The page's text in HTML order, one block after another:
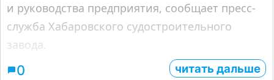
и руководства предприятия, сообщает пресс-
служба Хабаровского судостроительного
завода.
0 читать дальше